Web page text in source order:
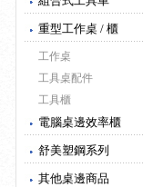
重型工作桌 / 櫃
工作桌
工具桌配件
工具櫃
電腦桌邊效率櫃
舒美塑鋼系列
其他桌邊商品